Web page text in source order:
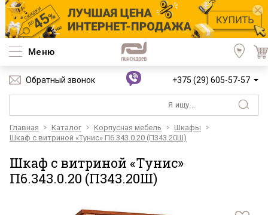
Меню
Обратный звонок +375 (29) 605-57-57
Главная Каталог Корпусная мебель
Шкафы
Шкаф с витриной «Тунис» П6.343.0.20 (П343.20Ш)
Шкаф с витриной «Тунис»
П6.343.0.20 (П343.20Ш)